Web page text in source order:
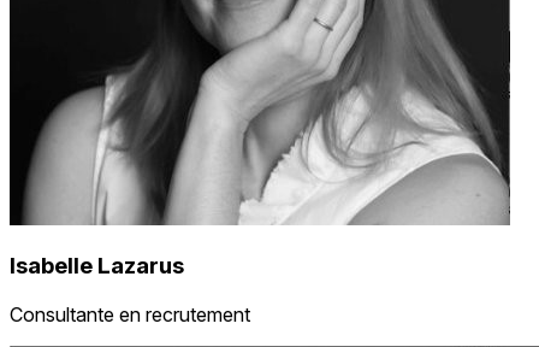
Isabelle Lazarus
Consultante en recrutement